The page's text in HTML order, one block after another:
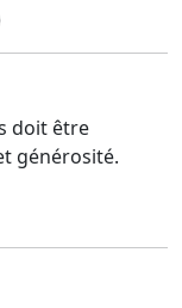
doit être
générosité.